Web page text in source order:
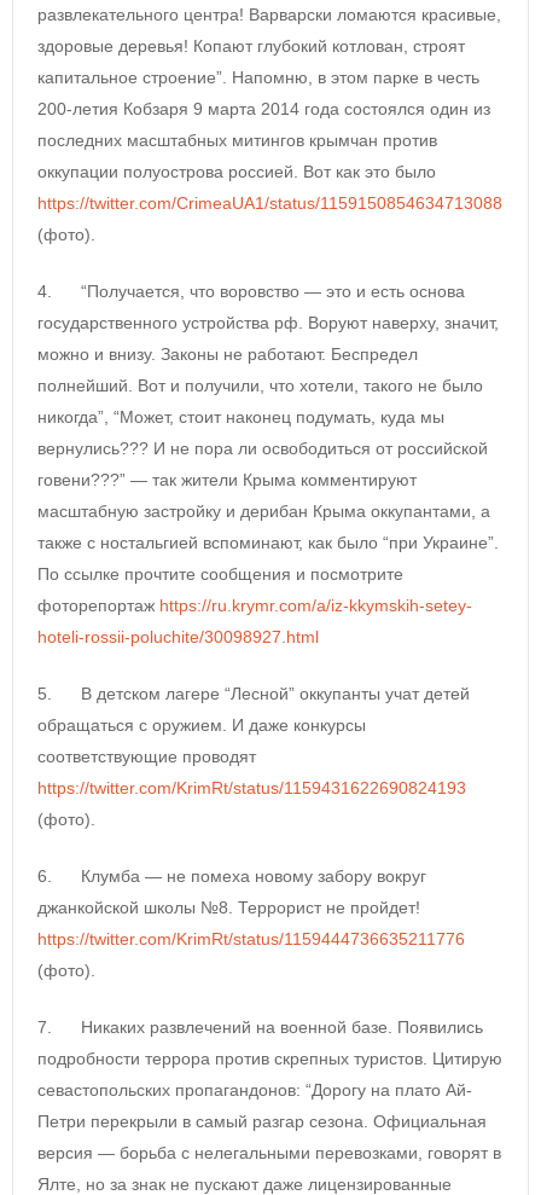
развлекательного центра! Варварски ломаются красивые,
здоровые деревья! Копают глубокий котлован, строят
капитальное строение”. Напомню, в этом парке в честь
200-летия Кобзаря 9 марта 2014 года состоялся один из
последних масштабных митингов крымчан против
оккупации полуострова россией. Вот как это было
https://twitter.com/CrimeaUA1/status/1159150854634713088
(фото).
4. “Получается, что воровство — это и есть основа
государственного устройства рф. Воруют наверху, значит,
можно и внизу. Законы не работают. Беспредел
полнейший. Вот и получили, что хотели, такого не было
никогда”, “Может, стоит наконец подумать, куда мы
вернулись??? И не пора ли освободиться от российской
говени???” — так жители Крыма комментируют
масштабную застройку и дерибан Крыма оккупантами, а
также с ностальгией вспоминают, как было “при Украине”.
По ссылке прочтите сообщения и посмотрите
фоторепортаж https://ru.krymr.com/a/iz-kkymskih-setey-
hoteli-rossii-poluchite/30098927.html
5. В детском лагере “Лесной” оккупанты учат детей
обращаться с оружием. И даже конкурсы
соответствующие проводят
https://twitter.com/KrimRt/status/1159431622690824193
(фото).
6. Клумба — не помеха новому забору вокруг
джанкойской школы №8. Террорист не пройдет!
https://twitter.com/KrimRt/status/1159444736635211776
(фото).
7. Никаких развлечений на военной базе. Появились
подробности террора против скрепных туристов. Цитирую
севастопольских пропагандонов: “Дорогу на плато Ай-
Петри перекрыли в самый разгар сезона. Официальная
версия — борьба с нелегальными перевозками, говорят в
Ялте, но за знак не пускают даже лицензированные